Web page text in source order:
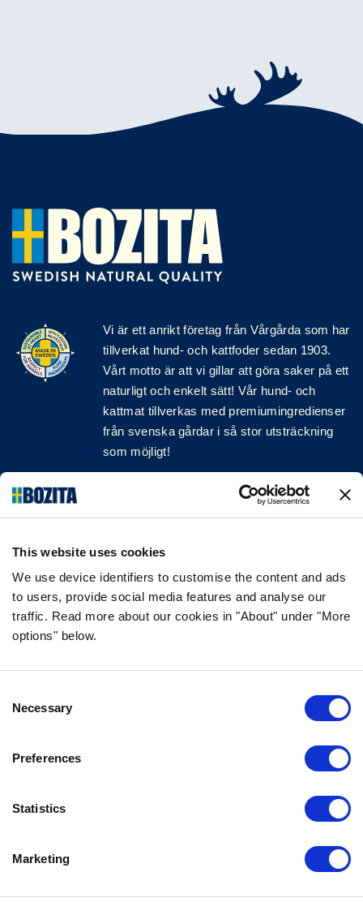
This website uses cookies
We use device identifiers to customise the content and ads
to users, provide social media features and analyse our
traffic. Read more about our cookies in "About" under "More
options" below.
Selection
Necessary
Preferences
Statistics
Marketing
Vi är ett anriktföretag från Vårgårda som har
tillverkat hund- och kattfoder sedan 1903.
Vårt motto är att vi gillar att göra saker på ett
naturligt och enkelt sätt! Vår hund- och
kattmat tillverkas med premiumingredienser
från svenska gårdar i så stor utsträckning
som möjligt!
Följ oss på sociala medier
INFORMATION
VANLIGA FRÅGOR & SVAR
OM FÖRETAGET
KUNDTJÄNST
INFO@BOZITA.SE
BOZITA